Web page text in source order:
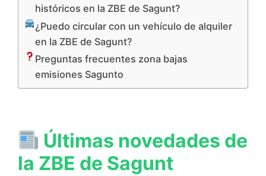
históricos en la ZBE de Sagunt?
¿Puedo circular con un vehículo de alquiler
en la ZBE de Sagunt?
Preguntas frecuentes zona bajas
emisiones Sagunto
Últimas novedades de
la ZBE de Sagunt